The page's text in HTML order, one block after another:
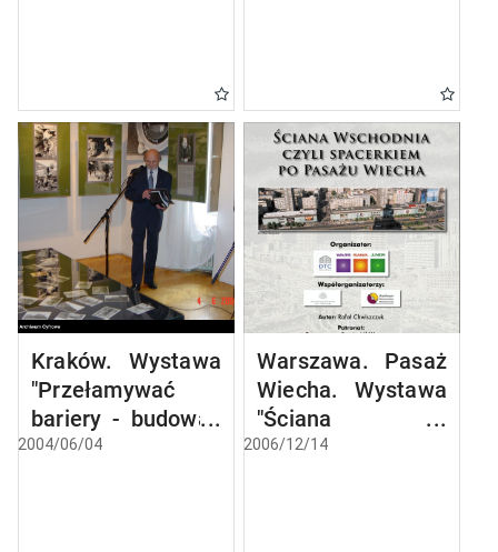
Kraków. Wystawa
"Przełamywać
bariery - budować
mosty". Wojna na
2004/06/04
Warszawa. Pasaż
Wiecha. Wystawa
"Ściana
Wschodnia czyli
2006/12/14